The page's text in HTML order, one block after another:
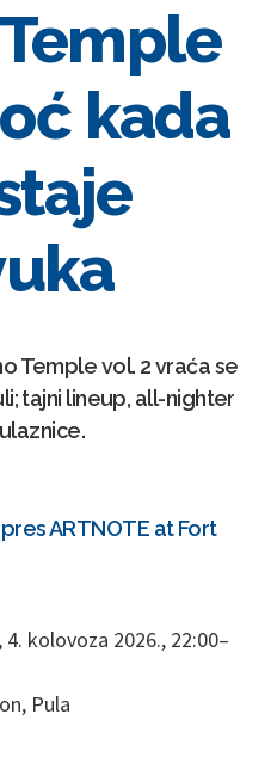
kada
Temple vol. 2 vraća se
tajni lineup, all-nighter
ARTNOTE at Fort
kolovoza 2026., 22:00–
Pula